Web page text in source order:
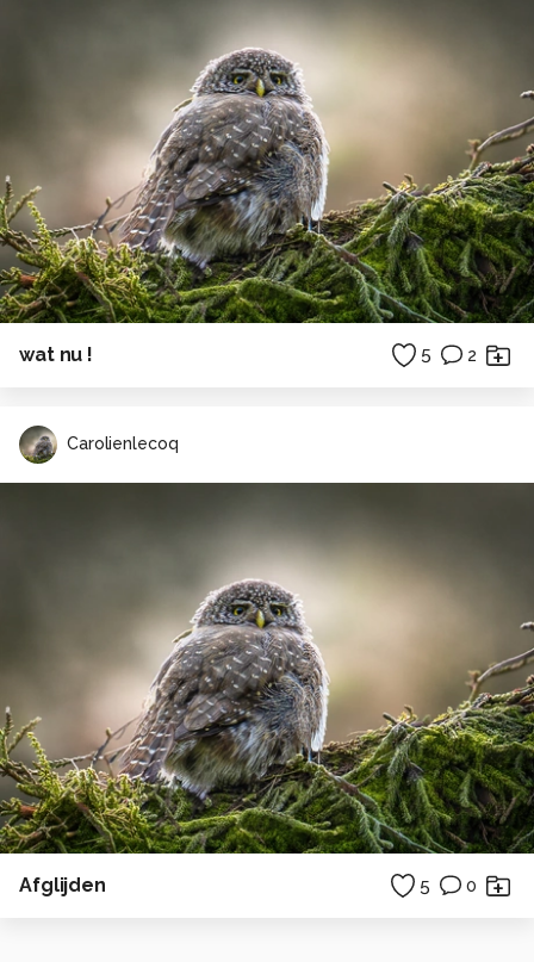
wat nu ! 5 2
Carolienlecoq
Afglijden 5 0